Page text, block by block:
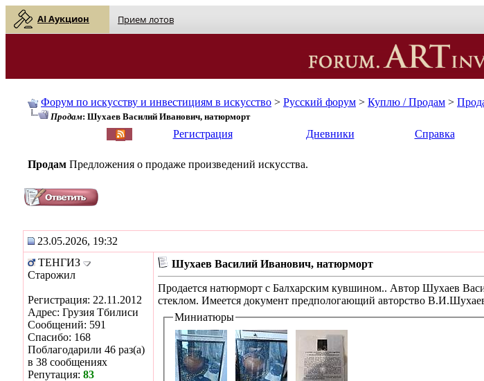
AI Аукцион Прием лотов
Форум по искусству и инвестициям в искусство > Русский форум > Куплю / Продам >
Продам: Шухаев Василий Иванович, натюрморт
Регистрация Дневники Справка
Продам Предложения о продаже произведений искусства.
23.05.2026, 19:32
ТЕНГИЗ
Старожил
Регистрация: 22.11.2012
Адрес: Грузия Тбилиси
Сообщений: 591
Спасибо: 168
Поблагодарили 46 раз(а)
в 38 сообщениях
Репутация: 83
Шухаев Василий Иванович, натюрморт
Продается натюрморт с Балхарским кувшином.. Автор Шухаев
стеклом. Имеется документ предпологающий авторство
Миниатюры